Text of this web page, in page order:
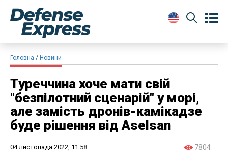
Головна Новини
Туреччина хоче мати свій
"безпілотний сценарій" у морі,
але замість дронів-камікадзе
буде рішення від Aselsan
04 листопада 2022, 11:58 7804